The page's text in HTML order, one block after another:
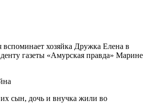
вспоминает хозяйка Дружка Елена в
газеты «Амурская правда» Марине
сын, дочь и внучка жили во